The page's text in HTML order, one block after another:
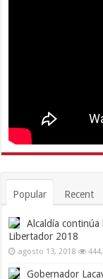
Popular Recent
Alcaldía continúa
Libertador 2018
agosto 13, 2018
Gobernador